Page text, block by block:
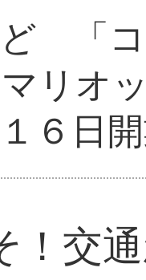
ど 「
リオ
６日
！交